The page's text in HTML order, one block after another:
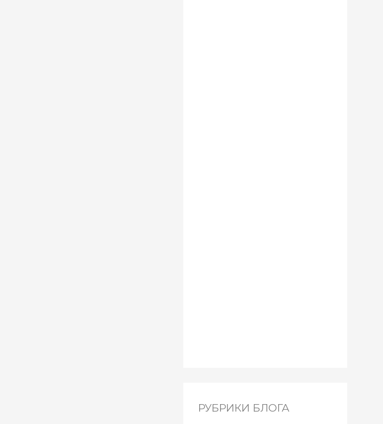
РУБРИКИ БЛОГА